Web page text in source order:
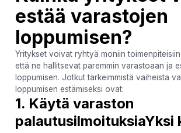
estää varastojen
loppumisen?
Yritykset voivat ryhtyä moniin toimenpiteisiin
että ne hallitsevat paremmin varastoaan ja
loppumisen. Jotkut tärkeimmistä vaiheista
loppumisen estämiseksi ovat:
1. Käytä varaston
palautusilmoituksiaYksi